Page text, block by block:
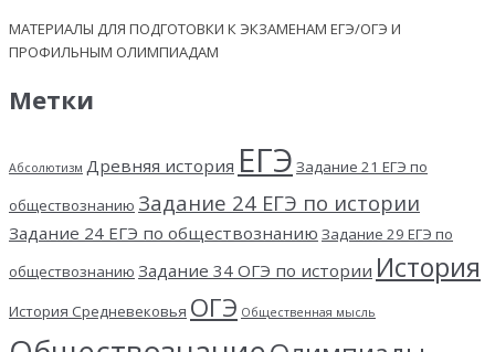
МАТЕРИАЛЫ ДЛЯ ПОДГОТОВКИ К ЭКЗАМЕНАМ ЕГЭ/ОГЭ И
ПРОФИЛЬНЫМ ОЛИМПИАДАМ
Метки
Абсолютизм Древняя история ЕГЭ Задание 21 ЕГЭ по
обществознанию Задание 24 ЕГЭ по истории
Задание 24 ЕГЭ по обществознанию Задание 29 ЕГЭ по
обществознанию Задание 34 ОГЭ по истории История
История Средневековья ОГЭ Общественная мысль